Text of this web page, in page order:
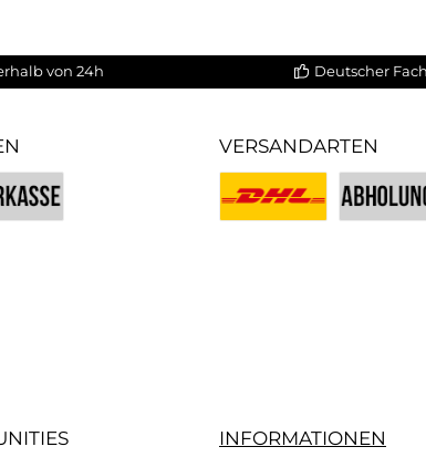
von 24h Deutscher
VERSANDARTEN
INFORMATIONEN